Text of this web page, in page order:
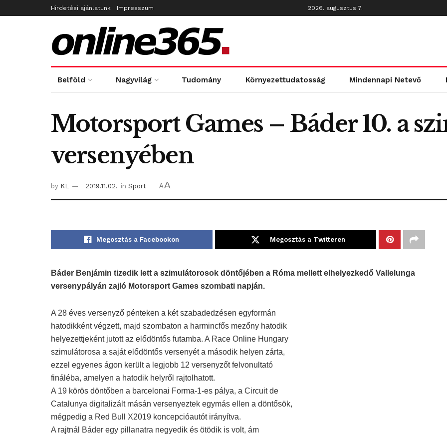
Hirdetési ajánlatunk Impresszum 2026. augusztus 7.
Belföld Nagyvilág Tudomány Környezettudatosság Mindennapi Netevő
Motorsport Games – Báder 10. a
versenyében
by KL 2019.11.02. in Sport AA
Megosztás a Facebookon Megosztás a Twitteren
Báder Benjámin tizedik lett a szimulátorosok döntőjében a Róma mellett elhelyezkedő Vallelunga
versenypályán zajló Motorsport Games szombati napján.
A 28 éves versenyző pénteken a két szabadedzésen egyformán
hatodikként végzett, majd szombaton a harmincfős mezőny hatodik
helyezettjeként jutott az elődöntős futamba. A Race Online Hungary
szimulátorosa a saját elődöntős versenyét a második helyen zárta,
ezzel egyenes ágon került a legjobb 12 versenyzőt felvonultató
fináléba, amelyen a hatodik helyről rajtolhatott.
A 19 körös döntőben a barcelonai Forma-1-es pálya, a Circuit de
Catalunya digitalizált másán versenyeztek egymás ellen a döntősök,
mégpedig a Red Bull X2019 koncepcióautót irányítva.
A rajtnál Báder egy pillanatra negyedik és ötödik is volt, ám